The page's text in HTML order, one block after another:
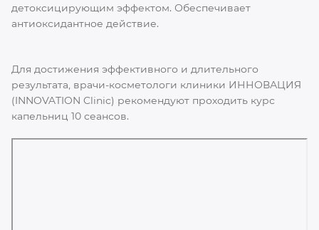
детоксицирующим эффектом. Обеспечивает
антиоксидантное действие.
Для достижения эффективного и длительного
результата, врачи-косметологи клиники ИННОВАЦИЯ
(INNOVATION Clinic) рекомендуют проходить курс
капельниц 10 сеансов.